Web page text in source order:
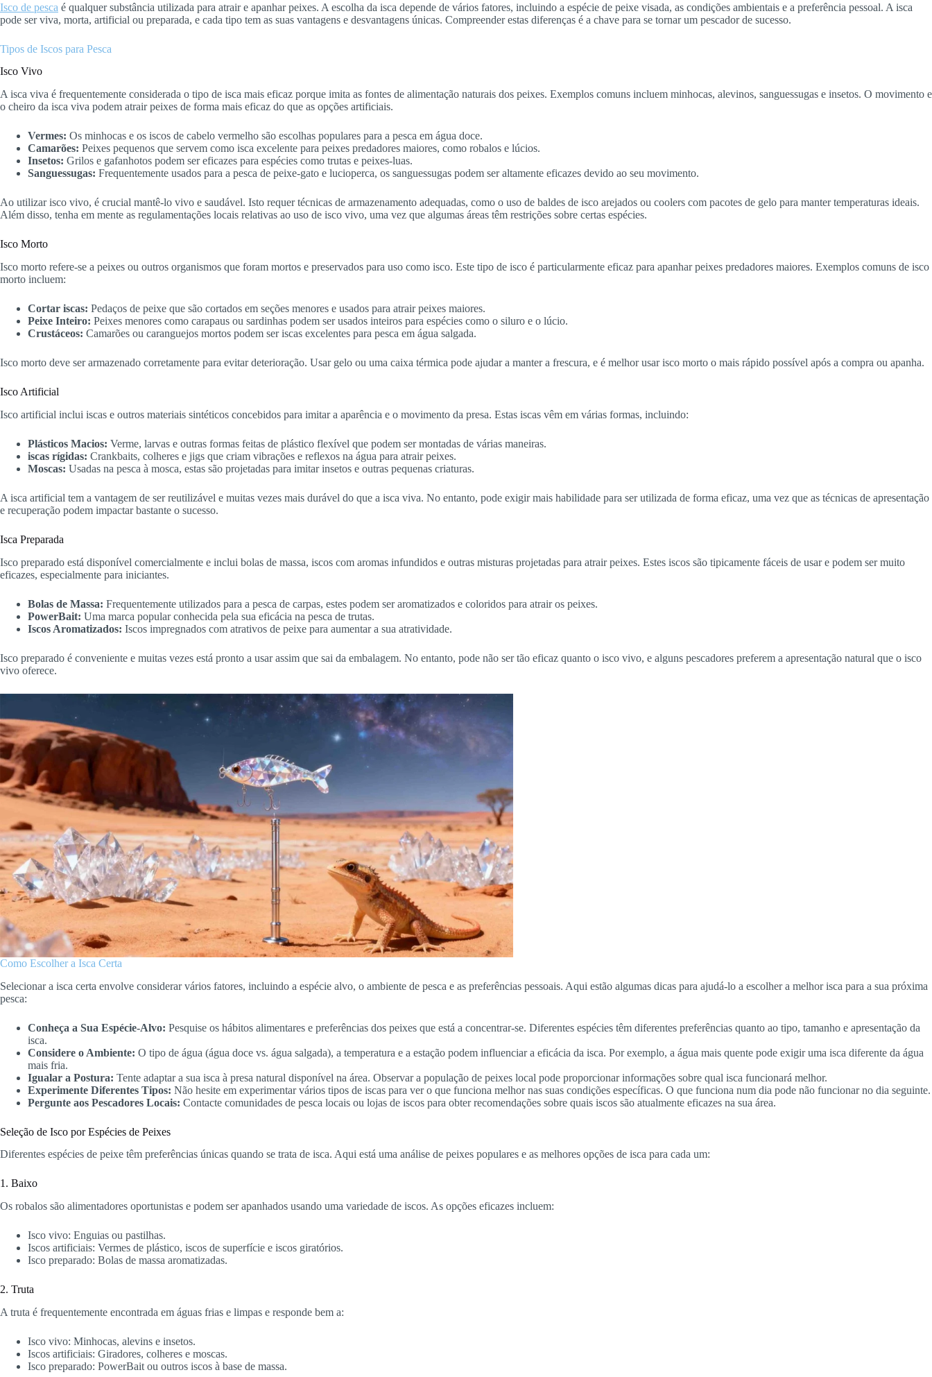
Isco de pesca é qualquer substância utilizada para atrair e apanhar peixes. A escolha da isca depende de vários fatores, incluindo a espécie de peixe visada, as condições ambientais e a preferência pessoal. A isca
pode ser viva, morta, artificial ou preparada, e cada tipo tem as suas vantagens e desvantagens únicas. Compreender estas diferenças é a chave para se tornar um pescador de sucesso.
Tipos de Iscos para Pesca
Isco Vivo
A isca viva é frequentemente considerada o tipo de isca mais eficaz porque imita as fontes de alimentação naturais dos peixes. Exemplos comuns incluem minhocas, alevinos, sanguessugas e insetos. O movimento e
o cheiro da isca viva podem atrair peixes de forma mais eficaz do que as opções artificiais.
Vermes: Os minhocas e os iscos de cabelo vermelho são escolhas populares para a pesca em água doce.
Camarões: Peixes pequenos que servem como isca excelente para peixes predadores maiores, como robalos e lúcios.
Insetos: Grilos e gafanhotos podem ser eficazes para espécies como trutas e peixes-luas.
Sanguessugas: Frequentemente usados para a pesca de peixe-gato e lucioperca, os sanguessugas podem ser altamente eficazes devido ao seu movimento.
Ao utilizar isco vivo, é crucial mantê-lo vivo e saudável. Isto requer técnicas de armazenamento adequadas, como o uso de baldes de isco arejados ou coolers com pacotes de gelo para manter temperaturas ideais.
Além disso, tenha em mente as regulamentações locais relativas ao uso de isco vivo, uma vez que algumas áreas têm restrições sobre certas espécies.
Isco Morto
Isco morto refere-se a peixes ou outros organismos que foram mortos e preservados para uso como isco. Este tipo de isco é particularmente eficaz para apanhar peixes predadores maiores. Exemplos comuns de isco
morto incluem:
Cortar iscas: Pedaços de peixe que são cortados em seções menores e usados para atrair peixes maiores.
Peixe Inteiro: Peixes menores como carapaus ou sardinhas podem ser usados inteiros para espécies como o siluro e o lúcio.
Crustáceos: Camarões ou caranguejos mortos podem ser iscas excelentes para pesca em água salgada.
Isco morto deve ser armazenado corretamente para evitar deterioração. Usar gelo ou uma caixa térmica pode ajudar a manter a frescura, e é melhor usar isco morto o mais rápido possível após a compra ou apanha.
Isco Artificial
Isco artificial inclui iscas e outros materiais sintéticos concebidos para imitar a aparência e o movimento da presa. Estas iscas vêm em várias formas, incluindo:
Plásticos Macios: Verme, larvas e outras formas feitas de plástico flexível que podem ser montadas de várias maneiras.
iscas rígidas: Crankbaits, colheres e jigs que criam vibrações e reflexos na água para atrair peixes.
Moscas: Usadas na pesca à mosca, estas são projetadas para imitar insetos e outras pequenas criaturas.
A isca artificial tem a vantagem de ser reutilizável e muitas vezes mais durável do que a isca viva. No entanto, pode exigir mais habilidade para ser utilizada de forma eficaz, uma vez que as técnicas de apresentação
e recuperação podem impactar bastante o sucesso.
Isca Preparada
Isco preparado está disponível comercialmente e inclui bolas de massa, iscos com aromas infundidos e outras misturas projetadas para atrair peixes. Estes iscos são tipicamente fáceis de usar e podem ser muito
eficazes, especialmente para iniciantes.
Bolas de Massa: Frequentemente utilizados para a pesca de carpas, estes podem ser aromatizados e coloridos para atrair os peixes.
PowerBait: Uma marca popular conhecida pela sua eficácia na pesca de trutas.
Iscos Aromatizados: Iscos impregnados com atrativos de peixe para aumentar a sua atratividade.
Isco preparado é conveniente e muitas vezes está pronto a usar assim que sai da embalagem. No entanto, pode não ser tão eficaz quanto o isco vivo, e alguns pescadores preferem a apresentação natural que o isco
vivo oferece.
Como Escolher a Isca Certa
Selecionar a isca certa envolve considerar vários fatores, incluindo a espécie alvo, o ambiente de pesca e as preferências pessoais. Aqui estão algumas dicas para ajudá-lo a escolher a melhor isca para a sua próxima
pesca:
Conheça a Sua Espécie-Alvo: Pesquise os hábitos alimentares e preferências dos peixes que está a concentrar-se. Diferentes espécies têm diferentes preferências quanto ao tipo, tamanho e apresentação da
isca.
Considere o Ambiente: O tipo de água (água doce vs. água salgada), a temperatura e a estação podem influenciar a eficácia da isca. Por exemplo, a água mais quente pode exigir uma isca diferente da água
mais fria.
Igualar a Postura: Tente adaptar a sua isca à presa natural disponível na área. Observar a população de peixes local pode proporcionar informações sobre qual isca funcionará melhor.
Experimente Diferentes Tipos: Não hesite em experimentar vários tipos de iscas para ver o que funciona melhor nas suas condições específicas. O que funciona num dia pode não funcionar no dia seguinte.
Pergunte aos Pescadores Locais: Contacte comunidades de pesca locais ou lojas de iscos para obter recomendações sobre quais iscos são atualmente eficazes na sua área.
Seleção de Isco por Espécies de Peixes
Diferentes espécies de peixe têm preferências únicas quando se trata de isca. Aqui está uma análise de peixes populares e as melhores opções de isca para cada um:
1. Baixo
Os robalos são alimentadores oportunistas e podem ser apanhados usando uma variedade de iscos. As opções eficazes incluem:
Isco vivo: Enguias ou pastilhas.
Iscos artificiais: Vermes de plástico, iscos de superfície e iscos giratórios.
Isco preparado: Bolas de massa aromatizadas.
2. Truta
A truta é frequentemente encontrada em águas frias e limpas e responde bem a:
Isco vivo: Minhocas, alevins e insetos.
Iscos artificiais: Giradores, colheres e moscas.
Isco preparado: PowerBait ou outros iscos à base de massa.